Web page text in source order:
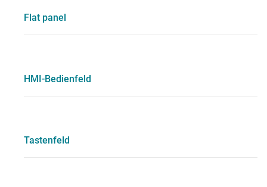
Flat panel
HMI-Bedienfeld
Tastenfeld